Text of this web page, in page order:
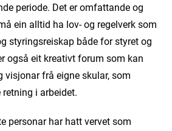
periode. Det er omfattande og
ein alltid ha lov- og regelverk som
styringsreiskap både for styret og
også eit kreativt forum som kan
visjonar frå eigne skular, som
i arbeidet.
personar har hatt vervet som